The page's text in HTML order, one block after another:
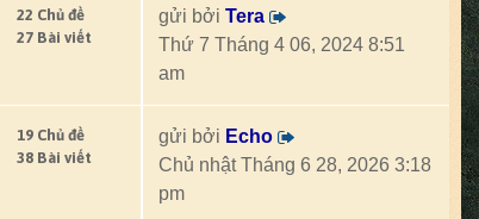
22 Chủ đề
27 Bài viết
gửi bởi Tera
Thứ 7 Tháng 4 06, 2024 8:51
am
19 Chủ đề
38 Bài viết
gửi bởi Echo
Chủ nhật Tháng 6 28, 2026 3:18
pm